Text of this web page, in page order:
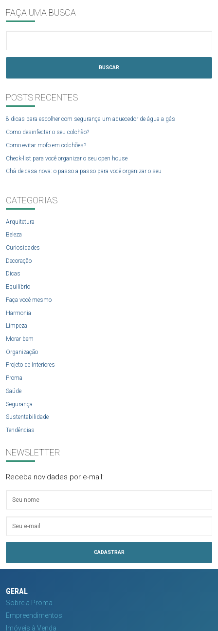
FAÇA UMA BUSCA
BUSCAR
POSTS RECENTES
8 dicas para escolher com segurança um aquecedor de água a gás
Como desinfectar o seu colchão?
Como evitar mofo em colchões?
Check-list para você organizar o seu open house
Chá de casa nova: o passo a passo para você organizar o seu
CATEGORIAS
Arquitetura
Beleza
Curiosidades
Decoração
Dicas
Equilíbrio
Faça você mesmo
Harmonia
Limpeza
Morar bem
Organização
Projeto de Interiores
Proma
Saúde
Segurança
Sustentabilidade
Tendências
NEWSLETTER
Receba novidades por e-mail:
GERAL
Sobre a Proma
Empreendimentos
Imóveis à Venda